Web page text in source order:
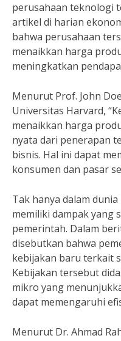
perusahaan teknologi
artikel di harian
bahwa perusahaan
menaikkan harga
meningkatkan
Menurut Prof. John
Universitas Harvard,
menaikkan harga
nyata dari penerapan
bisnis. Hal ini dapat
konsumen dan pasar
Tak hanya dalam
memiliki dampak yang
pemerintah. Dalam
disebutkan bahwa
kebijakan baru terkait
Kebijakan tersebut
mikro yang
dapat memengaruhi
Menurut Dr. Ahmad